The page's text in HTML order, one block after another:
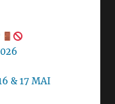
& 17 MAI